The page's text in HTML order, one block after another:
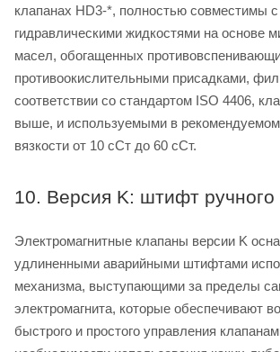
клапанах HD3-*, полностью совместимы с
гидравлическими жидкостями на основе
масел, обогащенных
противоокислительными присадками,
соответствии со стандартом ISO 4406,
выше, и используемыми в
вязкости от 10 сСт до 60 сСт.
10. Версия K: штифт ручного
Электромагнитные клапаны версии K
удлиненными аварийными штифтами
механизма, выступающими за пределы
электромагнита, которые обеспечивают
быстрого и простого управления